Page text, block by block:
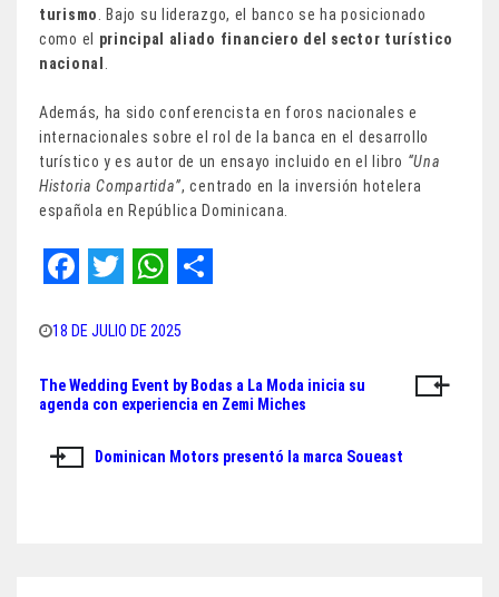
turismo
. Bajo su liderazgo, el banco se ha posicionado
como el principal aliado financiero del sector turístico
nacional
Además, ha sido conferencista en foros nacionales e
internacionales sobre el rol de la banca en el desarrollo
turístico y es autor de un ensayo incluido en el libro “Una
Historia Compartida”, centrado en la inversión hotelera
española en República Dominicana.
a
c
e
b
o
w
i
t
t
h
a
t
s
h
a
r
e
18 DE JULIO DE 2025
Navegación
entradas
The Wedding Event by Bodas a La Moda inicia su
agenda con experiencia en Zemi Miches
Dominican Motors presentó la marca Soueast